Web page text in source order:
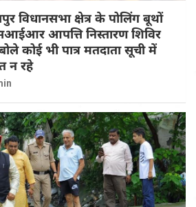
विधानसभा क्षेत्र के पोलिंग बूथों
आपत्ति निस्तारण शिविर
कोई भी पात्र मतदाता सूची में
न रहे